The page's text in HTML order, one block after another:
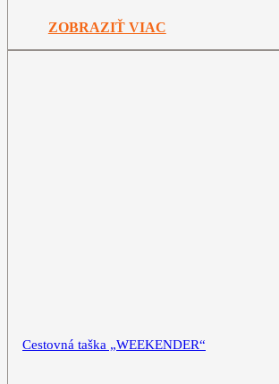
99,90€.
49,90€.
ZOBRAZIŤ VIAC
Cestovná taška „WEEKENDER“